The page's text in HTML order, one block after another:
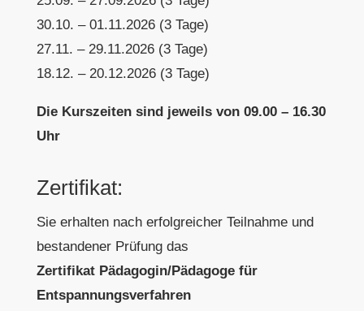
30.10. – 01.11.2026 (3 Tage)
27.11. – 29.11.2026 (3 Tage)
18.12. – 20.12.2026 (3 Tage)
Die Kurszeiten sind jeweils von 09.00 – 16.30
Uhr
Zertifikat:
Sie erhalten nach erfolgreicher Teilnahme und
bestandener Prüfung das
Zertifikat Pädagogin/Pädagoge für
Entspannungsverfahren